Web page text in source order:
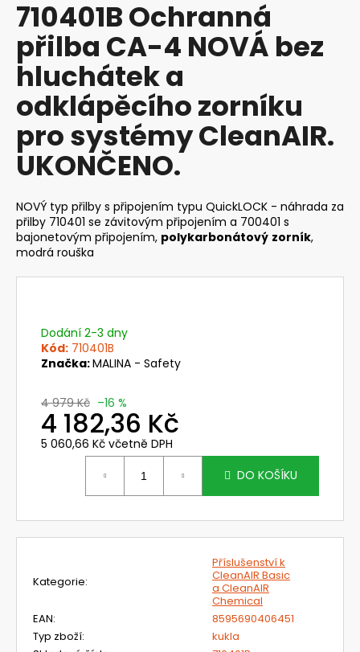
produktu
je
5
hvězdiček.
710401B Ochranná
přilba CA-4 NOVÁ bez
hluchátek a
odklápěcího zorníku
pro systémy CleanAIR.
UKONČENO.
NOVÝ typ přilby s připojením typu QuickLOCK - náhrada za
přilby 710401 se závitovým připojením a 700401 s
bajonetovým připojením, polykarbonátový zorník,
modrá rouška
Dodání 2-3 dny
Kód: 710401B
Značka:MALINA - Safety
4 979 Kč –16 %
4 182,36 Kč
5 060,66 Kč včetně DPH
DO KOŠÍKU
Kategorie:
Příslušenství k
CleanAIR Basic
a CleanAIR
Chemical
EAN:
8595690406451
Typ zboží:
kukla
a
j
í
t
?
D
o
JAKUB
Kč